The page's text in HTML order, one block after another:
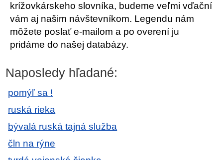
krížovkárskeho slovníka, budeme veľmi vďační
vám aj našim návštevníkom. Legendu nám
môžete poslať e-mailom a po overení ju
pridáme do našej databázy.
Naposledy hľadané:
pomýľ sa !
ruská rieka
bývalá ruská tajná služba
čln na rýne